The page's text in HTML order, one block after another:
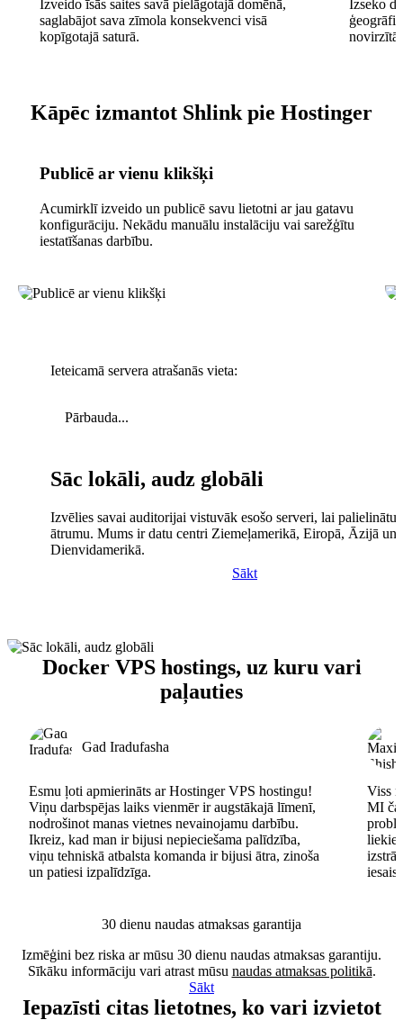
Izveido īsās saites savā pielāgotajā domēnā,
saglabājot sava zīmola konsekvenci visā
kopīgotajā saturā.
Izseko
Kāpēc izmantot Shlink pie Hostinger
Publicē ar vienu klikšķi
Acumirklī izveido un publicē savu lietotni ar jau gatavu
konfigurāciju. Nekādu manuālu instalāciju vai sarežģītu
iestatīšanas darbību.
Ieteicamā servera atrašanās vieta:
Pārbauda...
Sāc lokāli, audz globāli
Izvēlies savai auditorijai vistuvāk esošo serveri, lai palielinātu
ātrumu. Mums ir datu centri Ziemeļamerikā, Eiropā, Āzijā un
Dienvidamerikā.
Sākt
Docker VPS hostings, uz kuru vari
paļauties
Gad Iradufasha
Esmu ļoti apmierināts ar Hostinger VPS hostingu!
Viņu darbspējas laiks vienmēr ir augstākajā līmenī,
nodrošinot manas vietnes nevainojamu darbību.
Ikreiz, kad man ir bijusi nepieciešama palīdzība,
viņu tehniskā atbalsta komanda ir bijusi ātra, zinoša
un patiesi izpalīdzīga.
Viss
MI
30 dienu naudas atmaksas garantija
Izmēģini bez riska ar mūsu 30 dienu naudas atmaksas garantiju.
Sīkāku informāciju vari atrast mūsu naudas atmaksas politikā.
Sākt
Iepazīsti citas lietotnes, ko vari izvietot